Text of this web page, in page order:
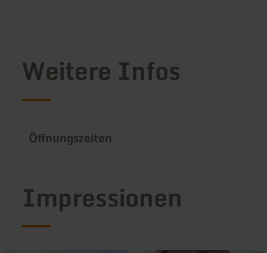
Weitere Infos
Öffnungszeiten
Impressionen